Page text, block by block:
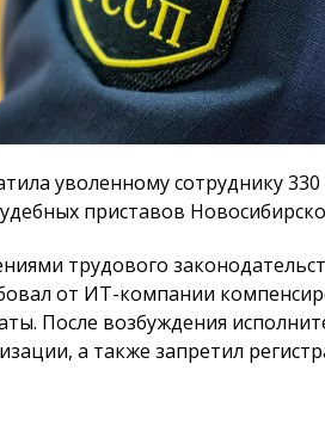
уволенному сотруднику 330
приставов
трудового
от ИТ-компании
После возбуждения
а также запретил